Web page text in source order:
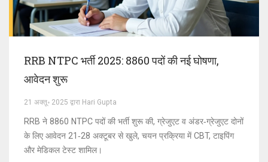
RRB NTPC भर्ती 2025: 8860 पदों की नई घोषणा,
आवेदन शुरू
21 अक्तू॰ 2025 द्वारा Hari Gupta
RRB ने 8860 NTPC पदों की भर्ती शुरू की, ग्रेजुएट व अंडर‑ग्रेजुएट दोनों
के लिए आवेदन 21‑28 अक्टूबर से खुले, चयन प्रक्रिया में CBT, टाइपिंग
और मेडिकल टेस्ट शामिल।